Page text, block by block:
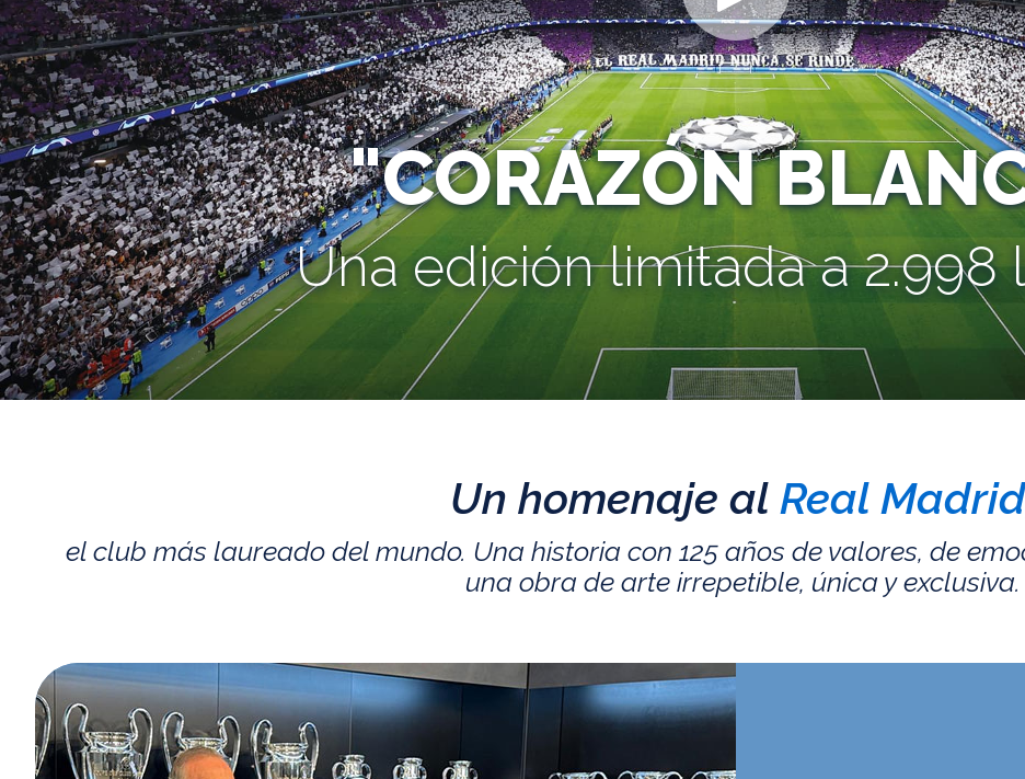
"CORAZÓN
Una edición limitada a 2.998
Un homenaje al Real Madrid
el club más laureado del mundo. Una historia con 125 años de valores, de
una obra de arte irrepetible, única y exclusiva.